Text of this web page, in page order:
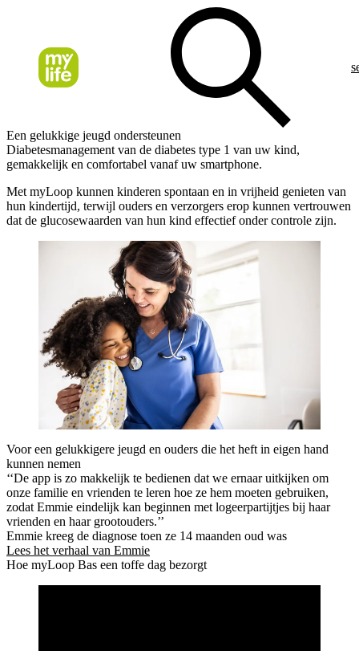
Een gelukkige jeugd ondersteunen
Diabetesmanagement van de diabetes type 1 van uw kind,
gemakkelijk en comfortabel vanaf uw smartphone.
Met myLoop kunnen kinderen spontaan en in vrijheid genieten van
hun kindertijd, terwijl ouders en verzorgers erop kunnen vertrouwen
dat de glucosewaarden van hun kind effectief onder controle zijn.
Voor een gelukkigere jeugd en ouders die het heft in eigen hand
kunnen nemen
‘‘De app is zo makkelijk te bedienen dat we ernaar uitkijken om
onze familie en vrienden te leren hoe ze hem moeten gebruiken,
zodat Emmie eindelijk kan beginnen met logeerpartijtjes bij haar
vrienden en haar grootouders.’’
Emmie kreeg de diagnose toen ze 14 maanden oud was
Lees het verhaal van Emmie
Hoe myLoop Bas een toffe dag bezorgt